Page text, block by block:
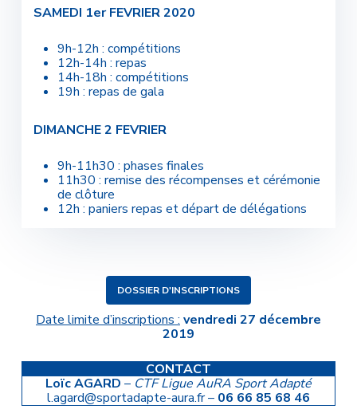
SAMEDI 1er FEVRIER 2020
9h-12h : compétitions
12h-14h : repas
14h-18h : compétitions
19h : repas de gala
DIMANCHE 2 FEVRIER
9h-11h30 : phases finales
11h30 : remise des récompenses et cérémonie
de clôture
12h : paniers repas et départ de délégations
DOSSIER D'INSCRIPTIONS
Date limite d’inscriptions : vendredi 27 décembre
2019
CONTACT
Loïc AGARD – CTF Ligue AuRA Sport Adapté
l.agard@sportadapte-aura.fr – 06 66 85 68 46